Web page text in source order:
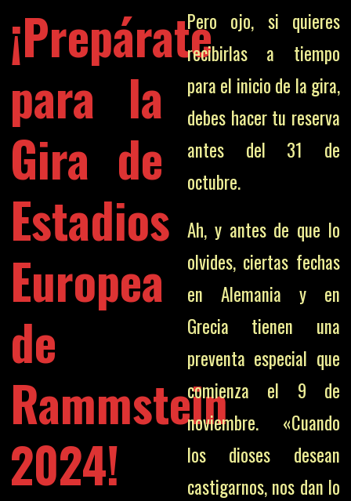
¡Prepárate
para la
Gira de
Estadios
Europea
de
Rammstein
2024!
Pero ojo, si quieres
recibirlas a tiempo
para el inicio de la gira,
debes hacer tu reserva
antes del 31 de
octubre.
Ah, y antes de que lo
olvides, ciertas fechas
en Alemania y en
Grecia tienen una
preventa especial que
comienza el 9 de
noviembre. «Cuando
los dioses desean
castigarnos, nos dan lo